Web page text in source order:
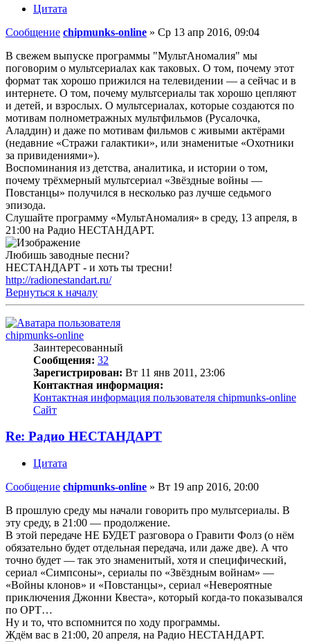
Цитата
Сообщение chipmunks-online » Ср 13 апр 2016, 09:04
В свежем выпуске программы "МультАномалия" мы
поговорим о мультсериалах как таковых. О том, почему этот
формат так хорошо прижился на телевидении — а сейчас и в
интернете. О том, почему мультсериалы так хорошо цепляют
и детей, и взрослых. О мультсериалах, которые создаются по
мотивам полнометражных мультфильмов (Русалочка,
Аладдин) и даже по мотивам фильмов с живыми актёрами
(недавние «Стражи галактики», или знаменитые «Охотники
за привидениями»).
Воспоминания из детства, аналитика, и истории о том,
почему трёхмерный мультсериал «Звёздные войны —
Повстанцы» получился в несколько раз лучше седьмого
эпизода.
Слушайте программу «МультАномалия» в среду, 13 апреля, в
21:00 на Радио НЕСТАНДАРТ.
Любишь заводные песни?
НЕСТАНДАРТ - и хоть ты тресни!
http://radionestandart.ru/
Вернуться к началу
chipmunks-online
Заинтересованный
Сообщения: 32
Зарегистрирован: Вт 11 янв 2011, 23:06
Контактная информация:
Контактная информация пользователя chipmunks-online
Сайт
Re: Радио НЕСТАНДАРТ
Цитата
Сообщение chipmunks-online » Вт 19 апр 2016, 20:00
В прошлую среду мы начали говорить про мультсериалы. В
эту среду, в 21:00 — продолжение.
В этой передаче НЕ БУДЕТ разговора о Гравити Фолз (о нём
обязательно будет отдельная передача, или даже две). А что
точно будет — так это знаменитый, хотя и специфический,
сериал «Симпсоны», сериалы по «Звёздным войнам» —
«Войны клонов» и «Повстанцы», сериал «Невероятные
приключения Джонни Квеста», который когда-то показывался
по ОРТ…
Ну и то, что вспомнится по ходу программы.
Ждём вас в 21:00, 20 апреля, на Радио НЕСТАНДАРТ.